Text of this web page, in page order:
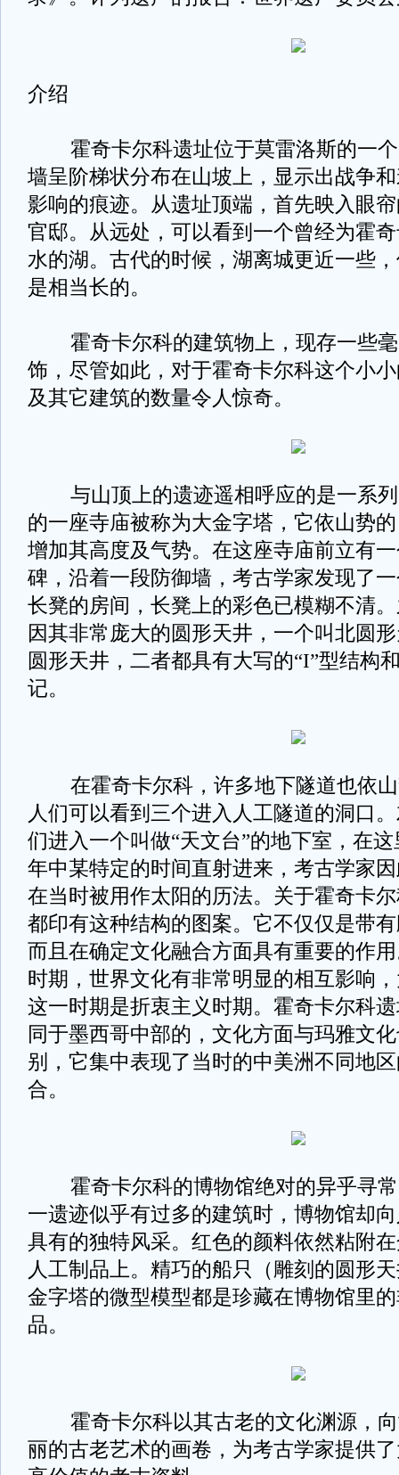
介绍
霍奇卡尔科遗址位于莫雷洛斯的一个
墙呈阶梯状分布在山坡上，显示出战争
影响的痕迹。从遗址顶端，首先映入眼
官邸。从远处，可以看到一个曾经为霍
水的湖。古代的时候，湖离城更近一些
是相当长的。
霍奇卡尔科的建筑物上，现存一些毫
饰，尽管如此，对于霍奇卡尔科这个小
及其它建筑的数量令人惊奇。
与山顶上的遗迹遥相呼应的是一系列
的一座寺庙被称为大金字塔，它依山势
增加其高度及气势。在这座寺庙前立有
碑，沿着一段防御墙，考古学家发现了
长凳的房间，长凳上的彩色已模糊不清
因其非常庞大的圆形天井，一个叫北圆
圆形天井，二者都具有大写的“I”型结构
记。
在霍奇卡尔科，许多地下隧道也依山
人们可以看到三个进入人工隧道的洞口
们进入一个叫做“天文台”的地下室，在
年中某特定的时间直射进来，考古学家
在当时被用作太阳的历法。关于霍奇卡
都印有这种结构的图案。它不仅仅是带
而且在确定文化融合方面具有重要的作
时期，世界文化有非常明显的相互影响
这一时期是折衷主义时期。霍奇卡尔科
同于墨西哥中部的，文化方面与玛雅文
别，它集中表现了当时的中美洲不同地
合。
霍奇卡尔科的博物馆绝对的异乎寻常
一遗迹似乎有过多的建筑时，博物馆却
具有的独特风采。红色的颜料依然粘附
人工制品上。精巧的船只（雕刻的圆形
金字塔的微型模型都是珍藏在博物馆里
品。
霍奇卡尔科以其古老的文化渊源，向
丽的古老艺术的画卷，为考古学家提供